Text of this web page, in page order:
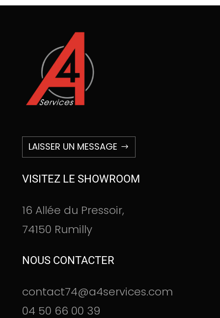
LAISSER UN MESSAGE
VISITEZ LE SHOWROOM
16 Allée du Pressoir,
74150 Rumilly
NOUS CONTACTER
contact74@a4services.com
04 50 66 00 39